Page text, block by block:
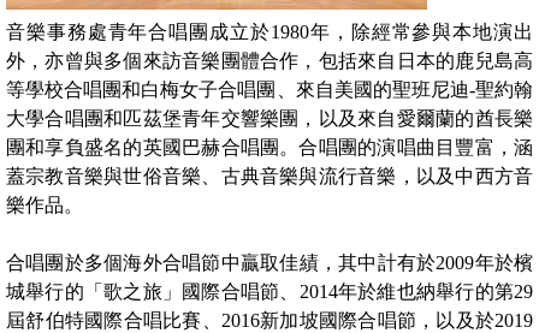
音樂事務處青年合唱團成立於1980年，除經常參與本地演出
外，亦曾與多個來訪音樂團體合作，包括來自日本的鹿兒島高
等學校合唱團和白梅女子合唱團、來自美國的聖班尼迪-聖約翰
大學合唱團和匹茲堡青年交響樂團，以及來自愛爾蘭的酋長樂
團和享負盛名的英國巴赫合唱團。合唱團的演唱曲目豐富，涵
蓋宗教音樂與世俗音樂、古典音樂與流行音樂，以及中西方音
樂作品。
合唱團於多個海外合唱節中贏取佳績，其中計有於2009年於檳
城舉行的「歌之旅」國際合唱節、2014年於維也納舉行的第29
屆舒伯特國際合唱比賽、2016新加坡國際合唱節，以及於2019